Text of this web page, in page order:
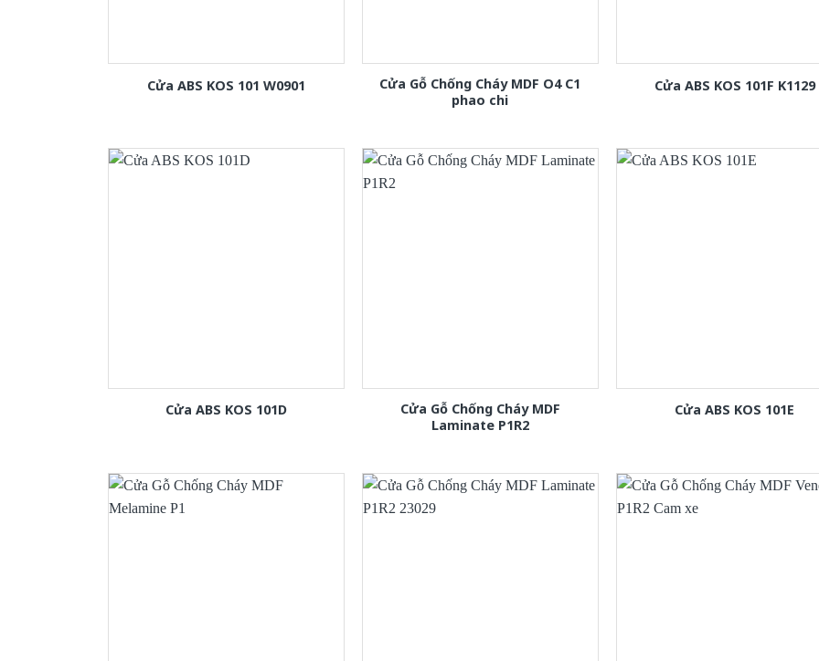
Cửa ABS KOS 101 W0901
Cửa Gỗ Chống Cháy MDF O4 C1
phao chi
Cửa ABS KOS 101F K1129
Cửa ABS KOS 101D
Cửa Gỗ Chống Cháy MDF
Laminate P1R2
Cửa ABS KOS 101E